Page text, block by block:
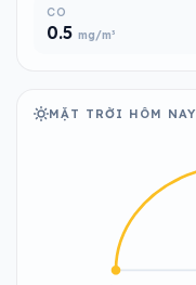
CO
0.5 mg/m³
MẶT TRỜI HÔM NAY